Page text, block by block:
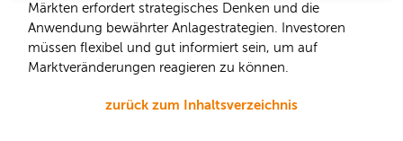
Märkten erfordert strategisches Denken und die
Anwendung bewährter Anlagestrategien. Investoren
müssen flexibel und gut informiert sein, um auf
Marktveränderungen reagieren zu können.
zurück zum Inhaltsverzeichnis